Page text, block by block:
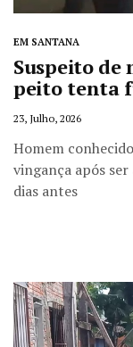
EM SANTANA
Suspeito
peito tenta
23, Julho, 2026
Homem
vingança após
dias antes